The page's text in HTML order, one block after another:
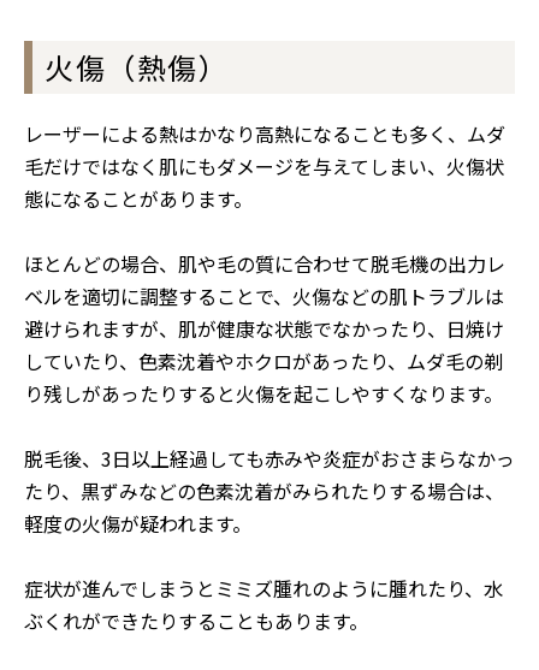
火傷（熱傷）
レーザーによる熱はかなり高熱になることも多く、ムダ
毛だけではなく肌にもダメージを与えてしまい、火傷状
態になることがあります。
ほとんどの場合、肌や毛の質に合わせて脱毛機の出力レ
ベルを適切に調整することで、火傷などの肌トラブルは
避けられますが、肌が健康な状態でなかったり、日焼け
していたり、色素沈着やホクロがあったり、ムダ毛の剃
り残しがあったりすると火傷を起こしやすくなります。
脱毛後、3日以上経過しても赤みや炎症がおさまらなかっ
たり、黒ずみなどの色素沈着がみられたりする場合は、
軽度の火傷が疑われます。
症状が進んでしまうとミミズ腫れのように腫れたり、水
ぶくれができたりすることもあります。